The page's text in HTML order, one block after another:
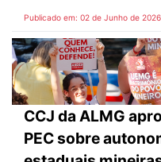
Publicado em: 02 de Junho de 2026
CCJ da ALMG
PEC sobre